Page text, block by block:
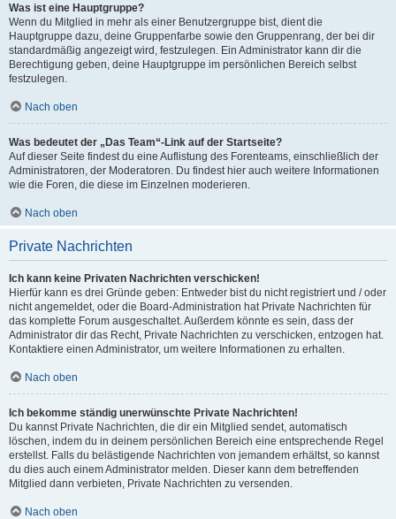
Was ist eine Hauptgruppe?
Wenn du Mitglied in mehr als einer Benutzergruppe bist, dient die
Hauptgruppe dazu, deine Gruppenfarbe sowie den Gruppenrang, der bei dir
standardmäßig angezeigt wird, festzulegen. Ein Administrator kann dir die
Berechtigung geben, deine Hauptgruppe im persönlichen Bereich selbst
festzulegen.
Nach oben
Was bedeutet der „Das Team“-Link auf der Startseite?
Auf dieser Seite findest du eine Auflistung des Forenteams, einschließlich der
Administratoren, der Moderatoren. Du findest hier auch weitere Informationen
wie die Foren, die diese im Einzelnen moderieren.
Nach oben
Private Nachrichten
Ich kann keine Privaten Nachrichten verschicken!
Hierfür kann es drei Gründe geben: Entweder bist du nicht registriert und / oder
nicht angemeldet, oder die Board-Administration hat Private Nachrichten für
das komplette Forum ausgeschaltet. Außerdem könnte es sein, dass der
Administrator dir das Recht, Private Nachrichten zu verschicken, entzogen hat.
Kontaktiere einen Administrator, um weitere Informationen zu erhalten.
Nach oben
Ich bekomme ständig unerwünschte Private Nachrichten!
Du kannst Private Nachrichten, die dir ein Mitglied sendet, automatisch
löschen, indem du in deinem persönlichen Bereich eine entsprechende Regel
erstellst. Falls du belästigende Nachrichten von jemandem erhältst, so kannst
du dies auch einem Administrator melden. Dieser kann dem betreffenden
Mitglied dann verbieten, Private Nachrichten zu versenden.
Nach oben